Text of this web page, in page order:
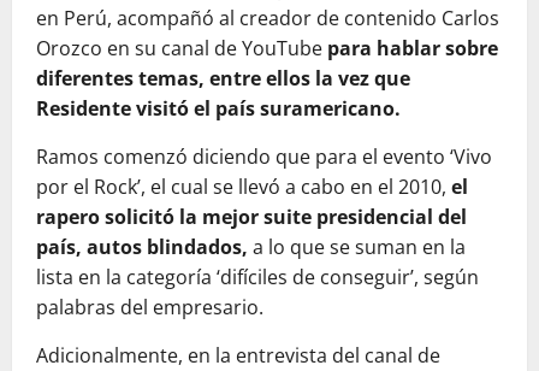
en Perú, acompañó al creador de contenido Carlos
Orozco en su canal de YouTube para hablar sobre
diferentes temas, entre ellos la vez que
Residente visitó el país suramericano.
Ramos comenzó diciendo que para el evento ‘Vivo
por el Rock’, el cual se llevó a cabo en el 2010, el
rapero solicitó la mejor suite presidencial del
país, autos blindados, a lo que se suman en la
lista en la categoría ‘difíciles de conseguir’, según
palabras del empresario.
Adicionalmente, en la entrevista del canal de